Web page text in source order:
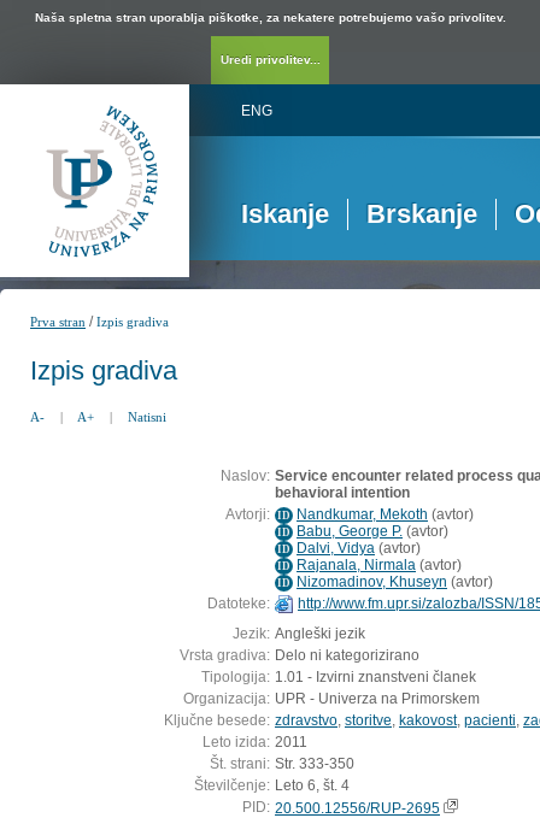
Naša spletna stran uporablja piškotke, za nekatere potrebujemo vašo privolitev.
Uredi privolitev...
ENG
Iskanje Brskanje
Prva stran /Izpis gradiva
Izpis gradiva
A- | A+ | Natisni
Naslov: Service encounter related process
behavioral intention
Avtorji: ID Nandkumar, Mekoth (avtor)
ID Babu, George P. (avtor)
ID Dalvi, Vidya (avtor)
ID Rajanala, Nirmala (avtor)
ID Nizomadinov, Khuseyn (avtor)
Datoteke:
http://www.fm.upr.si/zalozba/ISSN/
Jezik: Angleški jezik
Vrsta gradiva: Delo ni kategorizirano
Tipologija: 1.01 - Izvirni znanstveni članek
Organizacija: UPR - Univerza na Primorskem
Ključne besede: zdravstvo storitve kakovost, pacienti
Leto izida: 2011
Št. strani: Str. 333-350
Številčenje: Leto 6, št. 4
PID: 20.500.12556/RUP-2695